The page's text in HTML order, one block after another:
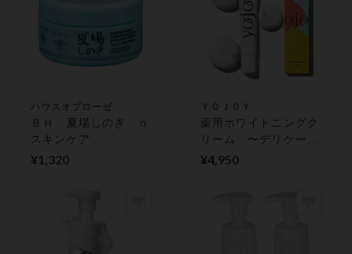
ハウスオブローゼ
ＢＨ 夏場しのぎ ｎ
スキンケア
¥1,320
ＹＯＪＯＹ
薬用ホワイトニングク
リーム 〜デリケート
な肌の美白ケア〜 フ
¥4,950